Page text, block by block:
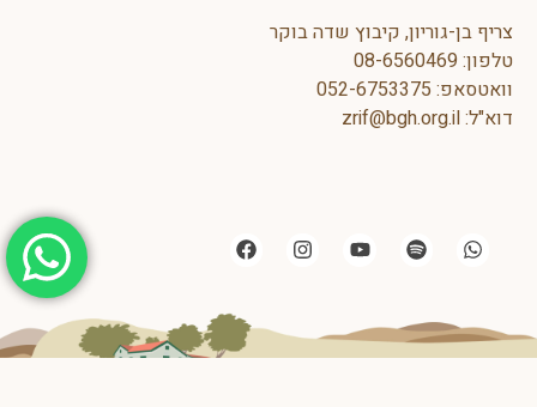
צריף בן-גוריון, קיבוץ שדה בוקר
טלפון:08-6560469
וואטסאפ: 052-6753375
דוא"ל:zrif@bgh.org.il